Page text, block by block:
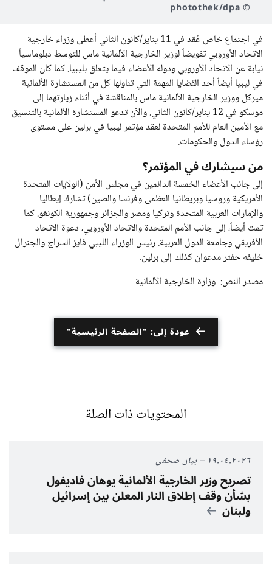
© photothek/dpa
في اجتماع خاص عُقد في 11 يناير/كانون الثاني أعطى وزراء خارجية
الاتحاد الأوروبي تفويضاً لوزير الخارجية الألمانية ماس للتوسط دبلوماسياً
نيابة عن الاتحاد الأوروبي ودوله الأعضاء فيما يتعلق بليبيا. كما كان الموقف
في ليبيا أيضاً أحد القضايا المهمة التي تناولها كل من المستشارة الألمانية
ميركل ووزير الخارجية الألمانية ماس بالمناقشة في أثناء زيارتهما إلى
موسكو في 12 يناير/كانون الثاني. والآن تدعو المستشارة الألمانية بالتنسيق
مع الأمين العام للأمم المتحدة لعقد مؤتمر ليبيا في برلين على مستوى
رؤساء الدول والحكومات.
من سيشارك في المؤتمر؟
إلى جانب الأعضاء الخمسة الدائمين في مجلس الأمن (الولايات المتحدة
الأمريكية وروسيا وبريطانيا العظمى وفرنسا والصين) تشارك إيطاليا
والإمارات العربية المتحدة وتركيا ومصر والجزائر وجمهورية الكونغو. كما
تمت أيضاً، إلى جانب الأمم المتحدة والاتحاد الأوروبي، دعوة الاتحاد
الأفريقي وجامعة الدول العربية. رئيس الوزراء الليبي فايز السراج والجنرال
خليفه حفتر مدعوان كذلك إلى برلين.
مصدر النص: وزارة الخارجية الألمانية
عودة إلى: "الصفحة الرئيسية"
المحتويات ذات الصلة
١٩.٠٤.٢٠٢٦ بيان صحفي
تصريح وزير الخارجية الألمانية يوهان فاديفول
بشأن وقف إطلاق النار المعلن بين إسرائيل
ولبنان